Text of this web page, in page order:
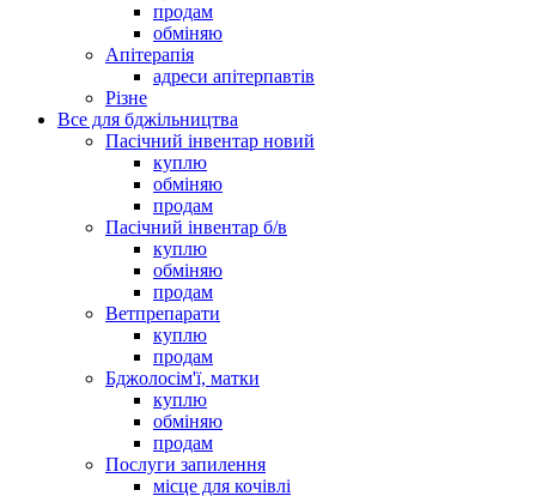
продам
обміняю
Апітерапія
адреси апітерпавтів
Різне
Все для бджільництва
Пасічний інвентар новий
куплю
обміняю
продам
Пасічний інвентар б/в
куплю
обміняю
продам
Ветпрепарати
куплю
продам
Бджолосім'ї, матки
куплю
обміняю
продам
Послуги запилення
місце для кочівлі